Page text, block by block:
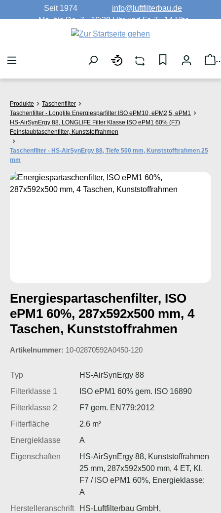
Zum Hauptinhalt springen
Seit 1974
info@luftfilterbau.de
Mo. bis Do. 7 - 16:30 Uhr und Fr. 7 - 14 Uhr
Produkte
Taschenfilter
Taschenfilter - Longlife Energiesparfilter ISO ePM10, ePM2,5, ePM1
HS-AirSynErgy 88, LONGLIFE Filter Klasse ISO ePM1 60% (F7)
Feinstaubtaschenfilter, Kunststoffrahmen
Taschenfilter - HS-AirSynErgy 88, Tiefe 500 mm, Kunststofftrahmen 25
mm
Bildergalerie überspringen
Energiespartaschenfilter, ISO
ePM1 60%, 287x592x500 mm, 4
Taschen, Kunststoffrahmen
Artikelnummer: 10-02870592A0450-120
Typ
HS-AirSynErgy 88
Filterklasse 1
ISO ePM1 60% gem. ISO 16890
Filterklasse 2
F7 gem. EN779:2012
Filterfläche
2.6 m²
Energieklasse
A
Eigenschaften
HS-AirSynErgy 88, Kunststoffrahmen
25 mm, 287x592x500 mm, 4 ET, Kl.
F7 / ISO ePM1 60%, Energieklasse:
A
Herstelleranschrift
HS-Luftfilterbau GmbH,